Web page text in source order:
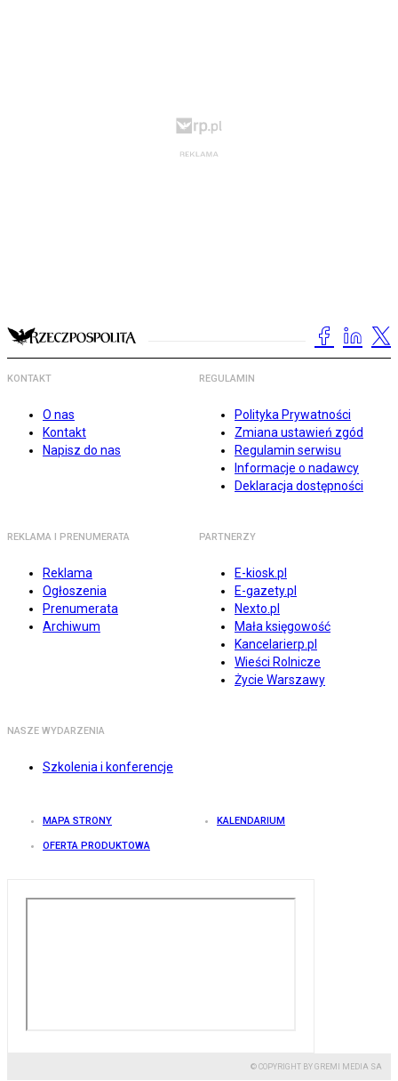
KONTAKT
O nas
Kontakt
Napisz do nas
REGULAMIN
Polityka Prywatności
Zmiana ustawień zgód
Regulamin serwisu
Informacje o nadawcy
Deklaracja dostępności
REKLAMA I PRENUMERATA
Reklama
Ogłoszenia
Prenumerata
Archiwum
PARTNERZY
E-kiosk.pl
E-gazety.pl
Nexto.pl
Mała księgowość
Kancelarierp.pl
Wieści Rolnicze
Życie Warszawy
NASZE WYDARZENIA
Szkolenia i konferencje
MAPA STRONY KALENDARIUM
OFERTA PRODUKTOWA
© COPYRIGHT BY GREMI MEDIA SA